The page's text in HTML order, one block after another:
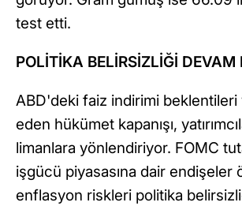
test etti.
POLİTİKA BELİRSİZLİĞİ DEVAM
ABD'deki faiz indirimi beklentileri
eden hükümet kapanışı,
limanlara yönlendiriyor. FOMC
işgücü piyasasına dair endişeler
enflasyon riskleri politika